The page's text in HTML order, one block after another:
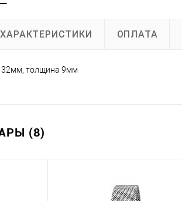
ХАРАКТЕРИСТИКИ ОПЛАТА
32мм, толщина 9мм
(8)